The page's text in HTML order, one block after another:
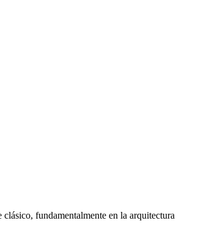
fundamentalmente en la arquitectura